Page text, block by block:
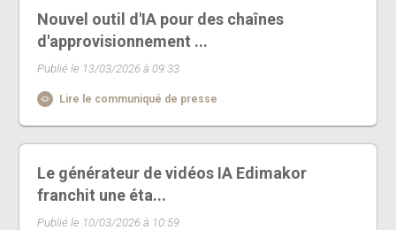
Nouvel outil d'IA pour des chaînes
d'approvisionnement ...
Publié le 13/03/2026 à 09:33
Lire le communiqué de presse
Le générateur de vidéos IA Edimakor
franchit une éta...
Publié le 10/03/2026 à 10:59